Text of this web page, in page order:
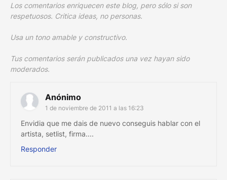
Los comentarios enriquecen este blog, pero sólo si son
respetuosos. Critica ideas, no personas.
Usa un tono amable y constructivo.
Tus comentarios serán publicados una vez hayan sido
moderados.
Anónimo
1 de noviembre de 2011 a las 16:23
Envidia que me dais de nuevo conseguis hablar con el
artista, setlist, firma....
Responder